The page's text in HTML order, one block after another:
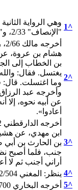
^
1
وهي الرواية
"الإنصاف" 2/33، و"الإقناع" 1/165
^
2
هشام بن عروة،
بن الخطاب إلى
يغتسل. فقال:
وما اغتسلت. قال:
عن أبيه نحوه، إلا
أعادوا».
^
3
ابن مهدي، عن
بن الحارث بن
جنب، فلما أصبح
أراني أجنب ثم لا
^
4 ينظر: المغني 2/504.
^
5 أخرجه البخاري 3700 من حديث عمرو بن ميمون.